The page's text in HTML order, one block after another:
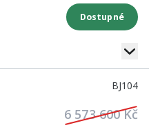
Dostupné
BJ104
6 573 600 Kč